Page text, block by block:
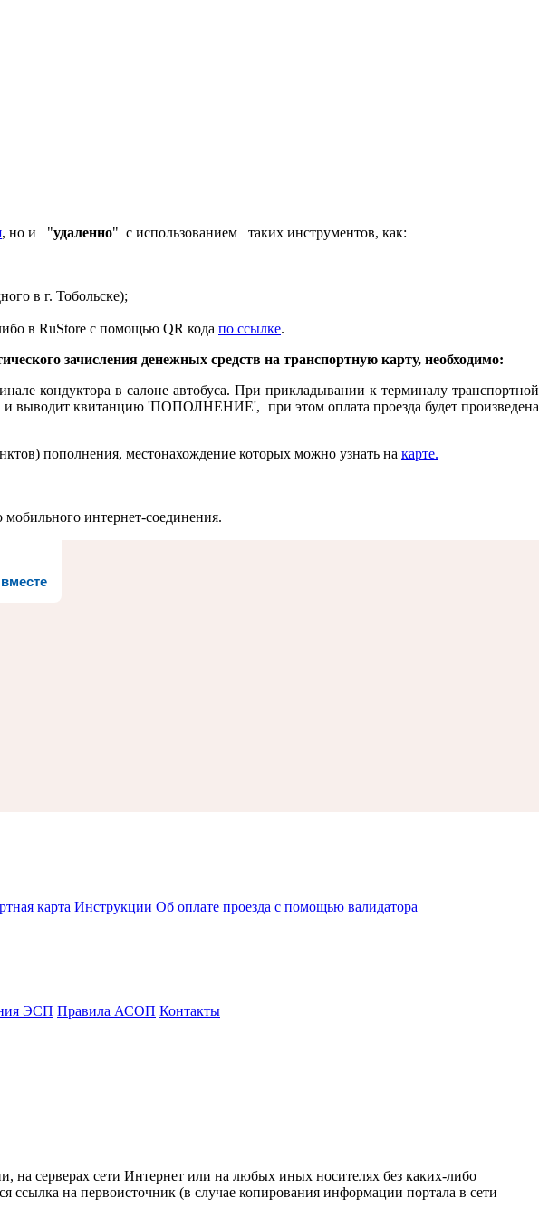
, но и "удаленно" с использованием таких инструментов, как:
в г. Тобольске);
в RuStore с помощью QR кода по ссылке.
зачисления денежных средств на транспортную карту, необходимо:
кондуктора в салоне автобуса. При прикладывании к терминалу транспортной
и выводит квитанцию 'ПОПОЛНЕНИЕ', при этом оплата проезда будет произведена
пополнения, местонахождение которых можно узнать на карте.
интернет-соединения.
карта Инструкции Об оплате проезда с помощью валидатора
ЭСП Правила АСОП Контакты
серверах сети Интернет или на любых иных носителях без каких-либо
на первоисточник (в случае копирования информации портала в сети